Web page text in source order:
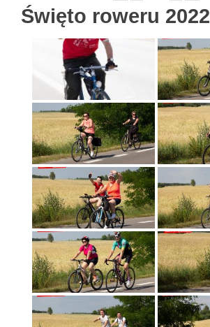
Święto roweru 2022